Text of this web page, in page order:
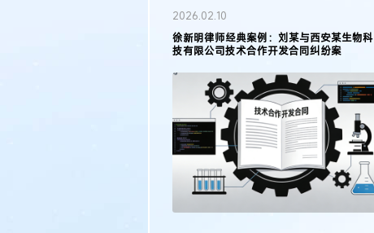
集成电路布图设计
传统文化 更多 >>
2026.02.10
徐新明律师经典案例：刘某与西安某生物科
技有限公司技术合作开发合同纠纷案